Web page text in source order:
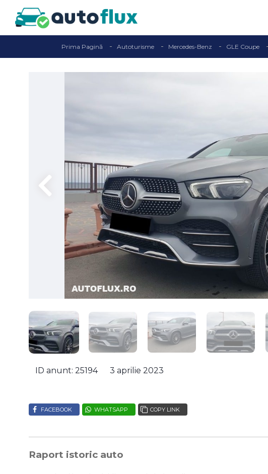
Prima Pagină Autoturisme Mercedes-Benz GLE Coupe
ID anunt: 25194 3 aprilie 2023
FACEBOOK WHATSAPP COPY LINK
Raport istoric auto